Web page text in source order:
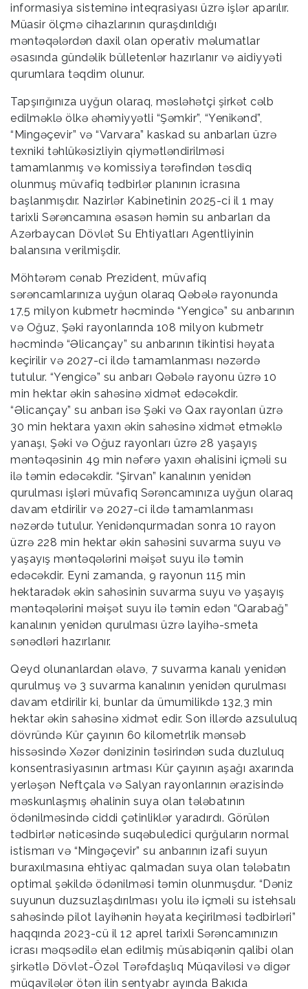
informasiya sisteminə inteqrasiyası üzrə işlər aparılır.
Müasir ölçmə cihazlarının quraşdırıldığı
məntəqələrdən daxil olan operativ məlumatlar
əsasında gündəlik bülletenlər hazırlanır və aidiyyəti
qurumlara təqdim olunur.
Tapşırığınıza uyğun olaraq, məsləhətçi şirkət cəlb
edilməklə ölkə əhəmiyyətli “Şəmkir”, “Yenikənd”,
“Mingəçevir” və “Varvara” kaskad su anbarları üzrə
texniki təhlükəsizliyin qiymətləndirilməsi
tamamlanmış və komissiya tərəfindən təsdiq
olunmuş müvafiq tədbirlər planının icrasına
başlanmışdır. Nazirlər Kabinetinin 2025-ci il 1 may
tarixli Sərəncamına əsasən həmin su anbarları da
Azərbaycan Dövlət Su Ehtiyatları Agentliyinin
balansına verilmişdir.
Möhtərəm cənab Prezident, müvafiq
sərəncamlarınıza uyğun olaraq Qəbələ rayonunda
17,5 milyon kubmetr həcmində “Yengicə” su anbarının
və Oğuz, Şəki rayonlarında 108 milyon kubmetr
həcmində “Əlicançay” su anbarının tikintisi həyata
keçirilir və 2027-ci ildə tamamlanması nəzərdə
tutulur. “Yengicə” su anbarı Qəbələ rayonu üzrə 10
min hektar əkin sahəsinə xidmət edəcəkdir.
“Əlicançay” su anbarı isə Şəki və Qax rayonları üzrə
30 min hektara yaxın əkin sahəsinə xidmət etməklə
yanaşı, Şəki və Oğuz rayonları üzrə 28 yaşayış
məntəqəsinin 49 min nəfərə yaxın əhalisini içməli su
ilə təmin edəcəkdir. “Şirvan” kanalının yenidən
qurulması işləri müvafiq Sərəncamınıza uyğun olaraq
davam etdirilir və 2027-ci ildə tamamlanması
nəzərdə tutulur. Yenidənqurmadan sonra 10 rayon
üzrə 228 min hektar əkin sahəsini suvarma suyu və
yaşayış məntəqələrini məişət suyu ilə təmin
edəcəkdir. Eyni zamanda, 9 rayonun 115 min
hektaradək əkin sahəsinin suvarma suyu və yaşayış
məntəqələrini məişət suyu ilə təmin edən “Qarabağ”
kanalının yenidən qurulması üzrə layihə-smeta
sənədləri hazırlanır.
Qeyd olunanlardan əlavə, 7 suvarma kanalı yenidən
qurulmuş və 3 suvarma kanalının yenidən qurulması
davam etdirilir ki, bunlar da ümumilikdə 132,3 min
hektar əkin sahəsinə xidmət edir. Son illərdə azsululuq
dövründə Kür çayının 60 kilometrlik mənsəb
hissəsində Xəzər dənizinin təsirindən suda duzluluq
konsentrasiyasının artması Kür çayının aşağı axarında
yerləşən Neftçala və Salyan rayonlarının ərazisində
məskunlaşmış əhalinin suya olan tələbatının
ödənilməsində ciddi çətinliklər yaradırdı. Görülən
tədbirlər nəticəsində suqəbuledici qurğuların normal
istismarı və “Mingəçevir” su anbarının izafi suyun
buraxılmasına ehtiyac qalmadan suya olan tələbatın
optimal şəkildə ödənilməsi təmin olunmuşdur. “Dəniz
suyunun duzsuzlaşdırılması yolu ilə içməli su istehsalı
sahəsində pilot layihənin həyata keçirilməsi tədbirləri”
haqqında 2023-cü il 12 aprel tarixli Sərəncamınızın
icrası məqsədilə elan edilmiş müsabiqənin qalibi olan
şirkətlə Dövlət-Özəl Tərəfdaşlıq Müqaviləsi və digər
müqavilələr ötən ilin sentyabr ayında Bakıda